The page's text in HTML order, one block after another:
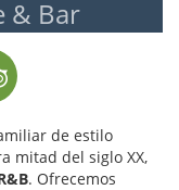
& Bar
de estilo
mitad del siglo XX,
. Ofrecemos